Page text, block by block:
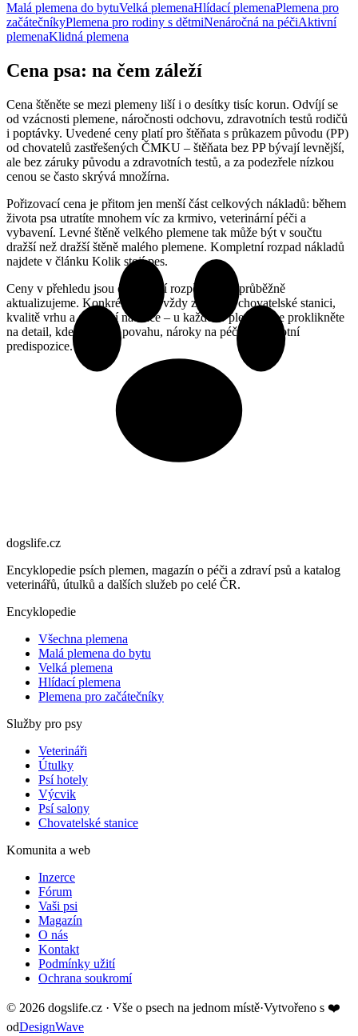
Malá plemena do bytuVelká plemenaHlídací plemenaPlemena pro
začátečníkyPlemena pro rodiny s dětmiNenáročná na péčiAktivní
plemenaKlidná plemena
Cena psa: na čem záleží
Cena štěněte se mezi plemeny liší i o desítky tisíc korun. Odvíjí se
od vzácnosti plemene, náročnosti odchovu, zdravotních testů rodičů
i poptávky. Uvedené ceny platí pro štěňata s průkazem původu (PP)
od chovatelů zastřešených ČMKU – štěňata bez PP bývají levnější,
ale bez záruky původu a zdravotních testů, a za podezřele nízkou
cenou se často skrývá množírna.
Pořizovací cena je přitom jen menší část celkových nákladů: během
života psa utratíte mnohem víc za krmivo, veterinární péči a
vybavení. Levné štěně velkého plemene tak může být v součtu
dražší než dražší štěně malého plemene. Kompletní rozpad nákladů
najdete v článku Kolik stojí pes.
Ceny v přehledu jsou orientační rozpětí, která průběžně
aktualizujeme. Konkrétní cena vždy závisí na chovatelské stanici,
kvalitě vrhu a aktuální nabídce – u každého plemene se proklikněte
na detail, kde najdete i povahu, nároky na péči a zdravotní
predispozice.
dogslife.cz
Encyklopedie psích plemen, magazín o péči a zdraví psů a katalog
veterinářů, útulků a dalších služeb po celé ČR.
Encyklopedie
Všechna plemena
Malá plemena do bytu
Velká plemena
Hlídací plemena
Plemena pro začátečníky
Služby pro psy
Veterináři
Útulky
Psí hotely
Výcvik
Psí salony
Chovatelské stanice
Komunita a web
Inzerce
Fórum
Vaši psi
Magazín
O nás
Kontakt
Podmínky užití
Ochrana soukromí
© 2026 dogslife.cz · Vše o psech na jednom místě·Vytvořeno s ❤️
odDesignWave